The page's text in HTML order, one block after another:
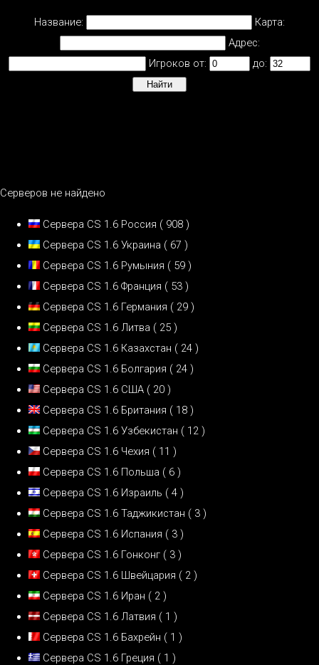
Название:
Карта:
Адрес:
Игроков от:
до:
Серверов не найдено
Сервера CS 1.6 Россия ( 908 )
Сервера CS 1.6 Украина ( 67 )
Сервера CS 1.6 Румыния ( 59 )
Сервера CS 1.6 Франция ( 53 )
Сервера CS 1.6 Германия ( 29 )
Сервера CS 1.6 Литва ( 25 )
Сервера CS 1.6 Казахстан ( 24 )
Сервера CS 1.6 Болгария ( 24 )
Сервера CS 1.6 США ( 20 )
Сервера CS 1.6 Британия ( 18 )
Сервера CS 1.6 Узбекистан ( 12 )
Сервера CS 1.6 Чехия ( 11 )
Сервера CS 1.6 Польша ( 6 )
Сервера CS 1.6 Израиль ( 4 )
Сервера CS 1.6 Таджикистан ( 3 )
Сервера CS 1.6 Испания ( 3 )
Сервера CS 1.6 Гонконг ( 3 )
Сервера CS 1.6 Швейцария ( 2 )
Сервера CS 1.6 Иран ( 2 )
Сервера CS 1.6 Латвия ( 1 )
Сервера CS 1.6 Бахрейн ( 1 )
Сервера CS 1.6 Греция ( 1 )